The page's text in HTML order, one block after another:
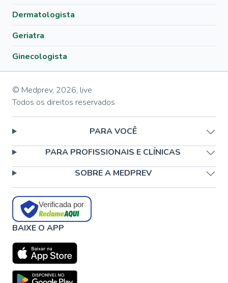
Dermatologista
Geriatra
Ginecologista
© Medprev, 2026, live
Todos os direitos reservados
PARA VOCÊ
PARA PROFISSIONAIS E CLÍNICAS
SOBRE A MEDPREV
Verificada por
BAIXE O APP